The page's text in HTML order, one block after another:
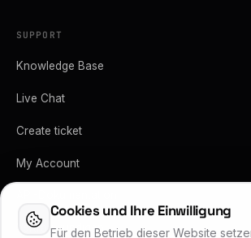
SUPPORT
Knowledge Base
Live Chat
Create ticket
My Account
Vertrag kündigen
Cookies und Ihre Einwilligung
Für den Betrieb dieser Website